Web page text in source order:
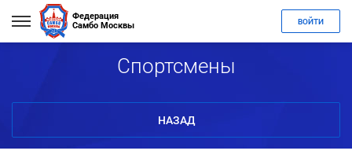
Федерация
Самбо Москвы
ВОЙТИ
Спортсмены
НАЗАД